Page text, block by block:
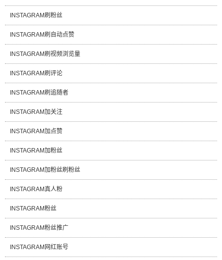
INSTAGRAM刷粉丝
INSTAGRAM刷自动点赞
INSTAGRAM刷视频浏览量
INSTAGRAM刷评论
INSTAGRAM刷追随者
INSTAGRAM加关注
INSTAGRAM加点赞
INSTAGRAM加粉丝
INSTAGRAM加粉丝刷粉丝
INSTAGRAM真人粉
INSTAGRAM粉丝
INSTAGRAM粉丝推广
INSTAGRAM网红账号